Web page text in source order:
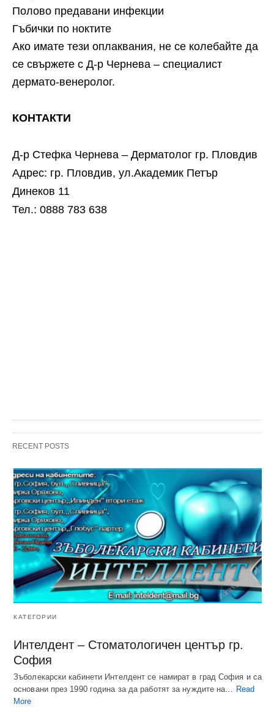
Полово предавани инфекции
Гъбички по ноктите
Ако имате тези оплаквания, не се колебайте да
се свържете с Д-р Чернева – специалист
дермато-венеролог.
КОНТАКТИ
Д-р Стефка Чернева – Дерматолог гр. Пловдив
Адрес: гр. Пловдив, ул.Академик Петър
Динеков 11
Тел.: 0888 783 638
RECENT POSTS
КАТЕГОРИИ
Интелдент – Стоматологичен център гр.
София
Зъболекарски кабинети Интелдент се намират в град София и са
основани през 1990 година за да работят за нуждите на… Read
More